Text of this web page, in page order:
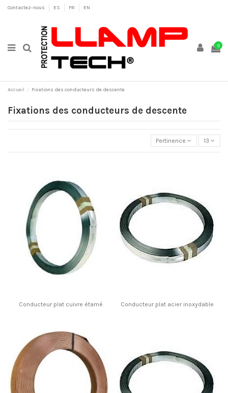
Contactez-nous ES FR EN
0
Accueil Fixations des conducteurs de descente
Fixations des conducteurs de descente
Pertinence 13
Conducteur plat cuivre étamé Conducteur plat acier inoxydable